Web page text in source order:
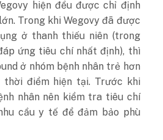
hiện đều được chỉ định
Trong khi Wegovy đã được
ở thanh thiếu niên (trong
ứng tiêu chí nhất định), thì
ở nhóm bệnh nhân trẻ hơn
thời điểm hiện tại. Trước khi
nhân nên kiểm tra tiêu chí
cầu y tế để đảm bảo phù